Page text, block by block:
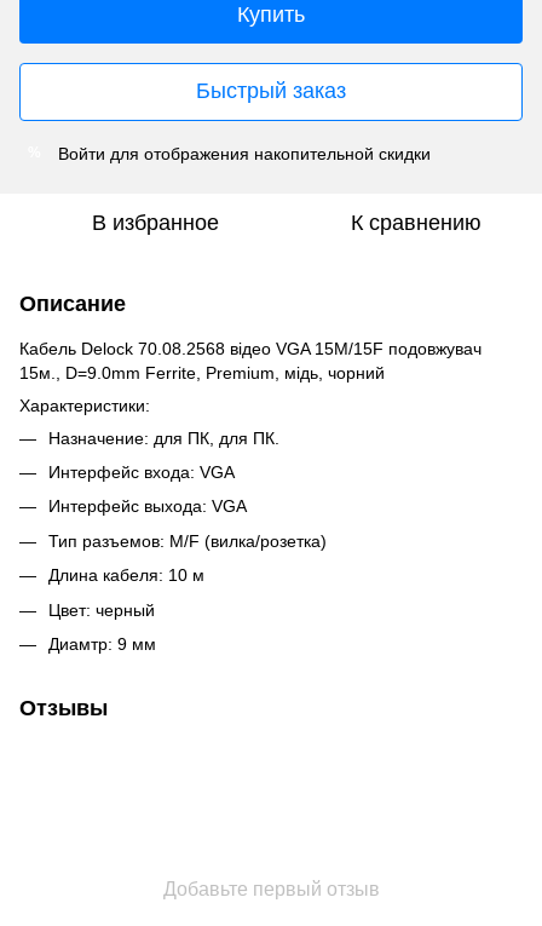
Купить
Быстрый заказ
Войти для отображения накопительной скидки
В избранное К сравнению
Описание
Кабель Delock 70.08.2568 відео VGA 15M/15F подовжувач
15м., D=9.0mm Ferrite, Premium, мідь, чорний
Характеристики:
Назначение: для ПК, для ПК.
Интерфейс входа: VGA
Интерфейс выхода: VGA
Тип разъемов: M/F (вилка/розетка)
Длина кабеля: 10 м
Цвет: черный
Диамтр: 9 мм
Отзывы
Добавьте первый отзыв